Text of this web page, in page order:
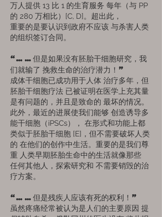
万人提供 13 比 1 的生育服务 每年（与 PP
的 280 万相比）[C, D]。超出此，
重要的是要认识到政府不应该 与杀害人类
的组织签订合同。
“……但是如果没有胚胎干细胞研究，我
们就输了 挽救生命的治疗潜力！”
成体干细胞已成功用于人体 治疗多年，但
胚胎干细胞疗法 已被证明在医学上充其量
是有问题的，并且是致命的 最坏的情况。
此外，最近的进展使我们能够 创造诱导多
能干细胞（iPSCs）， 在形式和功能上都
类似于胚胎干细胞 [E]，但不需要破坏人类
的 在他们的创作中生活。重要的是我们尊
重 人类早期胚胎生命中的生活就像那些
任何其他人，探索研究和 不需要销毁的治
疗方案。
“……但是残疾人应该有死的权利！”
虽然疼痛经常被认为是人们的主要原因 提